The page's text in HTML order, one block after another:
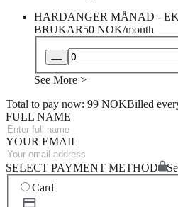
HARDANGER MÅNAD -
BRUKAR50 NOK/month
See More >
Total to pay now: 99 NOKBilled
FULL NAME
YOUR EMAIL
SELECT PAYMENT METHOD
Card